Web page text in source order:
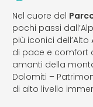
Nel cuore del
pochi passi
più iconici dell’Alto
di pace e comfort
amanti della
Dolomiti –
di alto livello